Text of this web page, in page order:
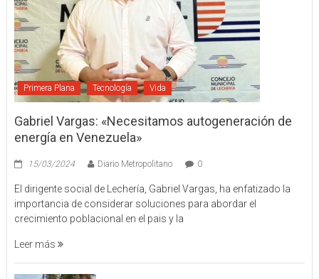
Primera Plana Tecnología Vida
Gabriel Vargas: «Necesitamos autogeneración de
energía en Venezuela»
15/03/2024 Diario Metropolitano 0
El dirigente social de Lechería, Gabriel Vargas, ha enfatizado la
importancia de considerar soluciones para abordar el
crecimiento poblacional en el pais y la
Leer más